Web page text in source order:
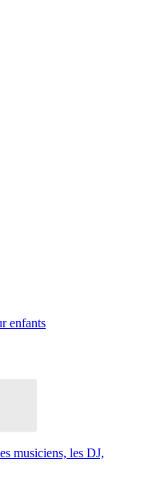
enfants
musiciens, les DJ,